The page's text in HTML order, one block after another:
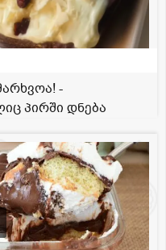
-
პირში დნება